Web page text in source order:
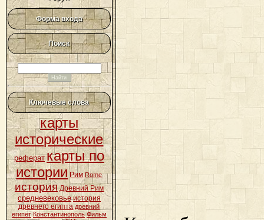
Форма входа
Поиск
Ключевые слова
карты
исторические
реферат карты по
истории Рим Rome
история Древний Рим
средневековье история
древнего египта древний
египет Константинополь Фильм